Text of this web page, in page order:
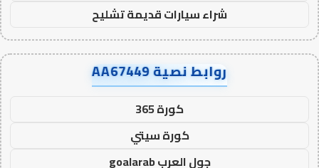
شراء سيارات قديمة تشليح
روابط نصية AA67449
كورة 365
كورة سيتي
جول العرب goalarab